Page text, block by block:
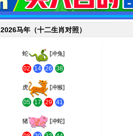
2026马年（十二生肖对照）
蛇 [冲兔]
02 14 26 38
虎 [冲猴]
05 17 29 41
猪 [冲蛇]